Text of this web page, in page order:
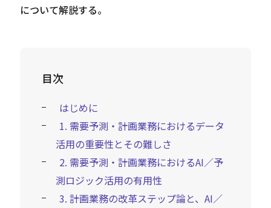
について解説する。
目次
はじめに
1. 需要予測・計画業務におけるデータ
活用の重要性とその難しさ
2. 需要予測・計画業務におけるAI／予
測ロジック活用の有用性
3. 計画業務の改革ステップ論と、AI／